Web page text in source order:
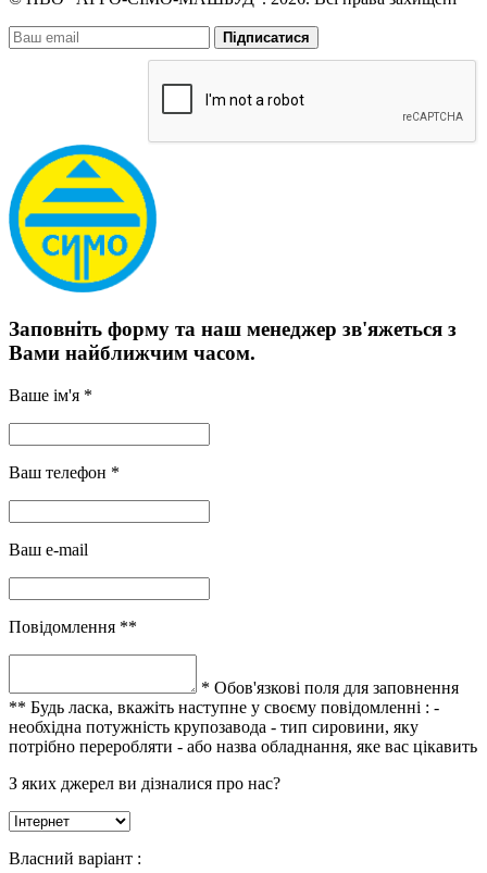
Підписатися
Заповніть форму та наш менеджер зв'яжеться з
Вами найближчим часом.
Ваше ім'я *
Ваш телефон *
Ваш e-mail
Повідомлення **
* Обов'язкові поля для заповнення
** Будь ласка, вкажіть наступне у своєму повідомленні : -
необхідна потужність крупозавода - тип сировини, яку
потрібно переробляти - або назва обладнання, яке вас цікавить
З яких джерел ви дізналися про нас?
Власний варіант :